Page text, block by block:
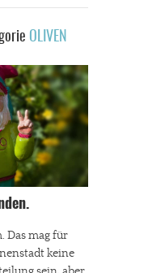
OLIVEN
Das mag für
keine